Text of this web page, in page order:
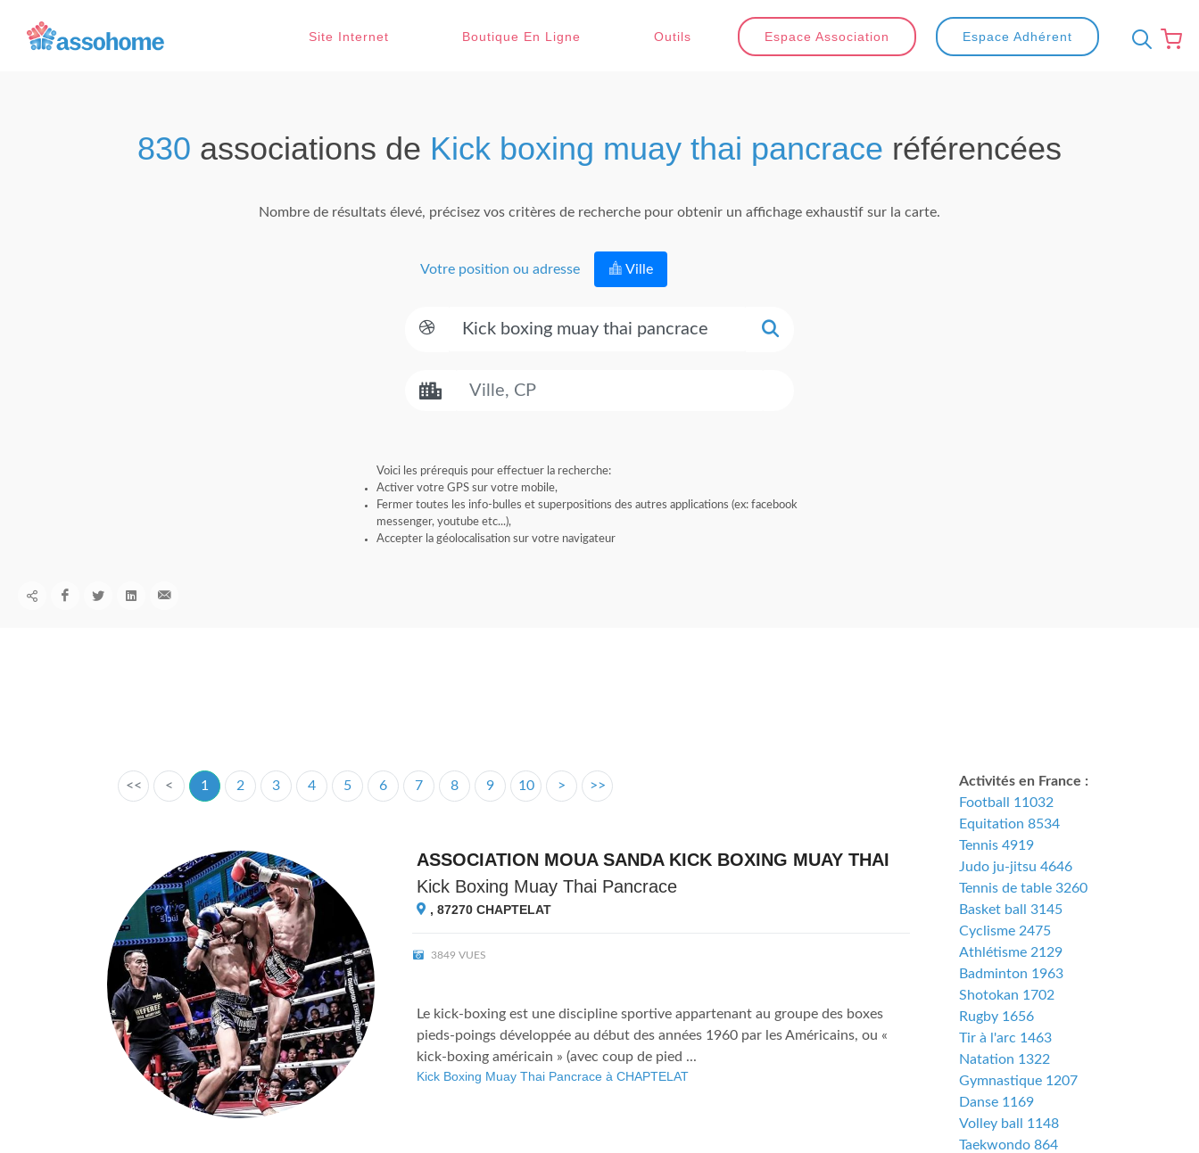
Site Internet Boutique En Ligne Outils Espace Association Espace Adhérent
830 associations de Kick boxing muay thai pancrace référencées
Nombre de résultats élevé, précisez vos critères de recherche pour obtenir un affichage exhaustif sur la carte.
Votre position ou adresse Ville
Voici les prérequis pour effectuer la recherche:
Activer votre GPS sur votre mobile,
Fermer toutes les info-bulles et superpositions des autres applications (ex: facebook
messenger, youtube etc...),
Accepter la géolocalisation sur votre navigateur
<< < 1 2 3 4 5 6 7 8 9 10 > >>
ASSOCIATION MOUA SANDA KICK BOXING MUAY THAI
Kick Boxing Muay Thai Pancrace
, 87270CHAPTELAT
3849 VUES
Le kick-boxing est une discipline sportive appartenant au groupe des boxes
pieds-poings développée au début des années 1960 par les Américains, ou «
kick-boxing américain » (avec coup de pied ...
Kick Boxing Muay Thai Pancrace à CHAPTELAT
Activités en France :
Football 11032
Equitation 8534
Tennis 4919
Judo ju-jitsu 4646
Tennis de table 3260
Basket ball 3145
Cyclisme 2475
Athlétisme 2129
Badminton 1963
Shotokan 1702
Rugby 1656
Tir à l'arc 1463
Natation 1322
Gymnastique 1207
Danse 1169
Volley ball 1148
Taekwondo 864